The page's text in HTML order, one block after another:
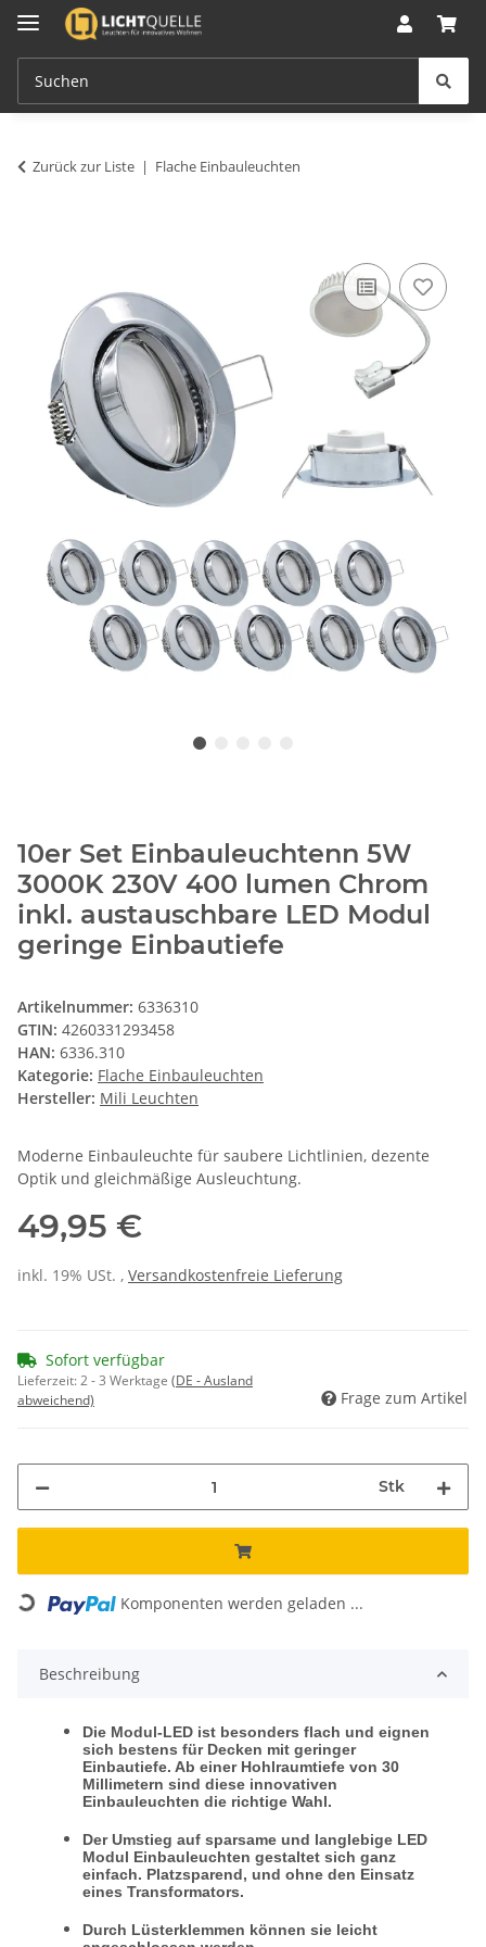
Zurück zur Liste Flache Einbauleuchten
10er Set Einbauleuchtenn 5W
3000K 230V 400 lumen Chrom
inkl. austauschbare LED Modul
geringe Einbautiefe
Artikelnummer: 6336310
GTIN: 4260331293458
HAN: 6336.310
Kategorie: Flache Einbauleuchten
Hersteller: Mili Leuchten
Moderne Einbauleuchte für saubere Lichtlinien, dezente
Optik und gleichmäßige Ausleuchtung.
49,95 €
inkl. 19% USt. , Versandkostenfreie Lieferung
Sofort verfügbar
Lieferzeit:2 - 3 Werktage (DE - Ausland
abweichend)
Frage zum Artikel
Stk
Loading... Komponenten werden geladen ...
Beschreibung
Die Modul-LED ist besonders flach und eignen
sich bestens für Decken mit geringer
Einbautiefe. Ab einer Hohlraumtiefe von 30
Millimetern sind diese innovativen
Einbauleuchten die richtige Wahl.
Der Umstieg auf sparsame und langlebige LED
Modul Einbauleuchten gestaltet sich ganz
einfach. Platzsparend, und ohne den Einsatz
eines Transformators.
Durch Lüsterklemmen können sie leicht